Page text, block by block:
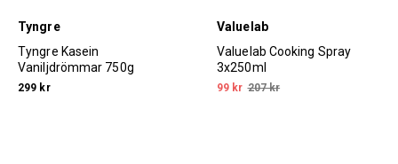
Tyngre
Tyngre Kasein
Vaniljdrömmar 750g
299 kr
Valuelab
Valuelab Cooking Spray
3x250ml
99 kr 207 kr